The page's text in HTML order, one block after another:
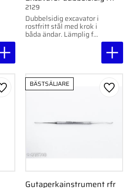
Dubbelsidig excavator i
rostfritt stål med krok i
båda ändar. Lämplig för
2129
Lägg till i favoriter
Gutaperkainstrument rfr
BÄSTSÄLJARE
Lägg